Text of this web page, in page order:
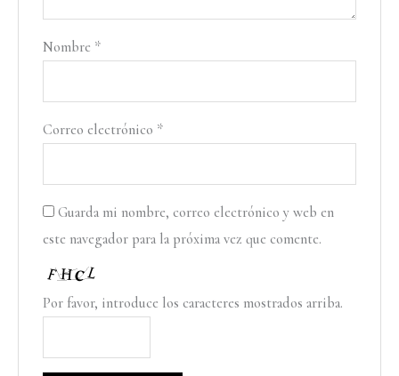
Nombre *
Correo electrónico *
Guarda mi nombre, correo electrónico y web en
este navegador para la próxima vez que comente.
Por favor, introduce los caracteres mostrados arriba.